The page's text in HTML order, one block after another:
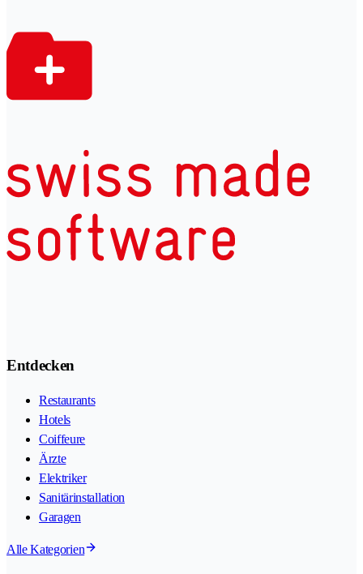
Entdecken
Restaurants
Hotels
Coiffeure
Ärzte
Elektriker
Sanitärinstallation
Garagen
Alle Kategorien